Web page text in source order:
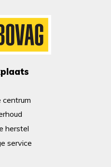
centrum
herstel
service